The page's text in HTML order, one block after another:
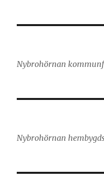
Nybrohörnan
Nybrohörnan